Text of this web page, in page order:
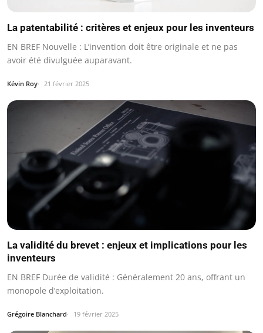
La patentabilité : critères et enjeux pour les inventeurs
EN BREF Nouvelle : L’invention doit être originale et ne pas
avoir été divulguée auparavant.
Kévin Roy 21 février 2025
La validité du brevet : enjeux et implications pour les
inventeurs
EN BREF Durée de validité : Généralement 20 ans, offrant un
monopole d’exploitation.
Grégoire Blanchard 19 février 2025